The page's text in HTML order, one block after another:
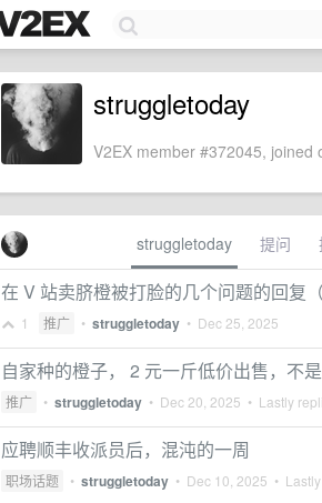
struggletoday
V2EX member #372045,
struggletoday 提问
在 V 站卖脐橙被打脸的几个问题的回复
1 推广 • struggletoday • Dec 25, 2025
自家种的橙子， 2 元一斤低价出售，不
推广 • struggletoday • Dec 20, 2025 • Lastly
应聘顺丰收派员后，混沌的一周
职场话题 • struggletoday • Dec 10, 2025 •